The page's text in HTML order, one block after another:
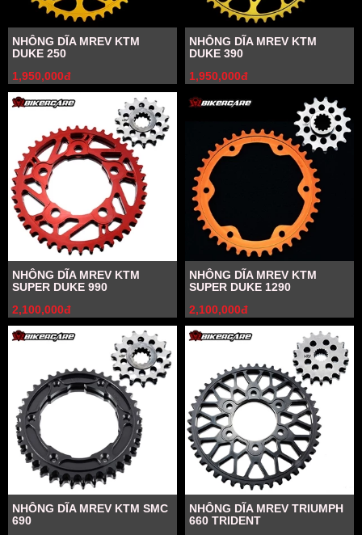
NHÔNG DĨA MREV KTM
DUKE 250
1,950,000đ
NHÔNG DĨA MREV KTM
DUKE 390
1,950,000đ
NHÔNG DĨA MREV KTM
SUPER DUKE 990
2,100,000đ
NHÔNG DĨA MREV KTM
SUPER DUKE 1290
2,100,000đ
NHÔNG DĨA MREV KTM SMC
690
NHÔNG DĨA MREV TRIUMPH
660 TRIDENT